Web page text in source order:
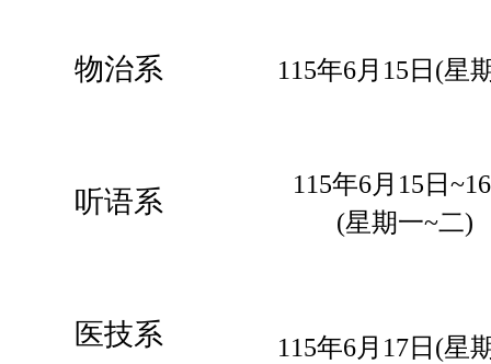
物治系 115年6月15日(星
听语系
115年6月15日
(星期一~二)
医技系 115年6月17日(星